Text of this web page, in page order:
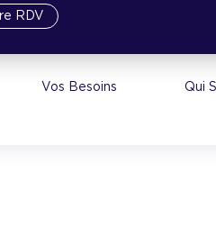
RDV
Vos Besoins Qui